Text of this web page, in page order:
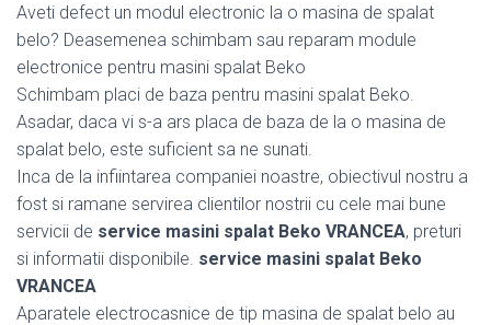
Aveti defect un modul electronic la o masina de spalat
belo? Deasemenea schimbam sau reparam module
electronice pentru masini spalat Beko
Schimbam placi de baza pentru masini spalat Beko.
Asadar, daca vi s-a ars placa de baza de la o masina de
spalat belo, este suficient sa ne sunati.
Inca de la infiintarea companiei noastre, obiectivul nostru a
fost si ramane servirea clientilor nostrii cu cele mai bune
servicii de service masini spalat Beko VRANCEA, preturi
si informatii disponibile. service masini spalat Beko
VRANCEA
Aparatele electrocasnice de tip masina de spalat belo au